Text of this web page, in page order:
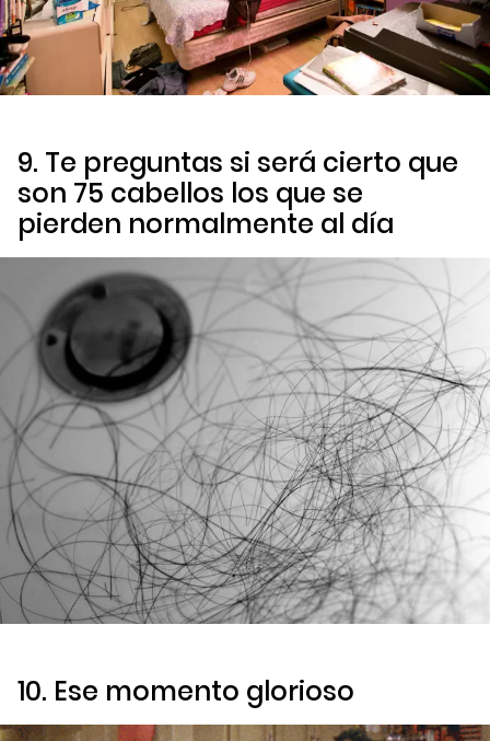
9. Te preguntas si será cierto que
son 75 cabellos los que se
pierden normalmente al día
10. Ese momento glorioso